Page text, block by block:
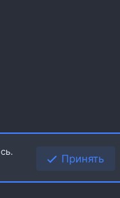
Принять